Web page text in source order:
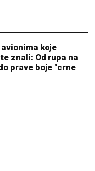
koje
znali: Od rupa na
prave boje "crne